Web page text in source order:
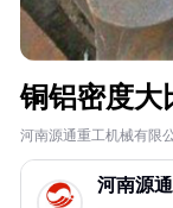
铜铝密度大
河南源通重工机械有限
河南源